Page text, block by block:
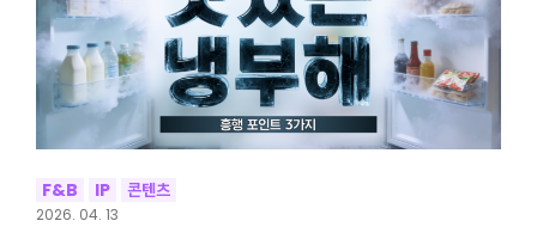
F&B IP 콘텐츠
2026. 04. 13